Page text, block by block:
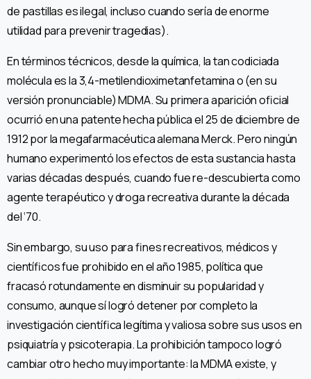
de pastillas es ilegal, incluso cuando sería de enorme
utilidad para prevenir tragedias).
En términos técnicos, desde la química, la tan codiciada
molécula es la 3,4-metilendioximetanfetamina o (en su
versión pronunciable) MDMA. Su primera aparición oficial
ocurrió en una patente hecha pública el 25 de diciembre de
1912 por la megafarmacéutica alemana Merck. Pero ningún
humano experimentó los efectos de esta sustancia hasta
varias décadas después, cuando fue re-descubierta como
agente terapéutico y droga recreativa durante la década
del ‘70.
Sin embargo, su uso para fines recreativos, médicos y
científicos fue prohibido en el año 1985, política que
fracasó rotundamente en disminuir su popularidad y
consumo, aunque sí logró detener por completo la
investigación científica legítima y valiosa sobre sus usos en
psiquiatría y psicoterapia. La prohibición tampoco logró
cambiar otro hecho muy importante: la MDMA existe, y